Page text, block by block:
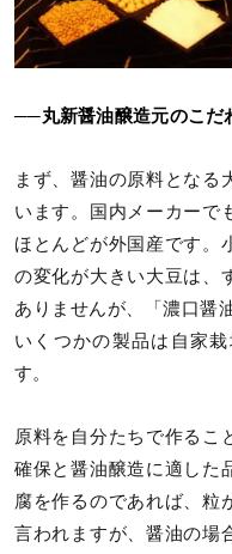
──丸新醤油醸造元のこだ
まず、醤油の原料となる
います。国内メーカーで
ほとんどが外国産です。
の変化が大きい大豆は、
ありませんが、「濃口醤
いくつかの製品は自家
す。
原料を自分たちで作るこ
確保と醤油醸造に適した
腐を作るのであれば、粒
言われますが、醤油の場